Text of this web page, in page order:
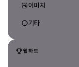
이미지
기타
웹하드